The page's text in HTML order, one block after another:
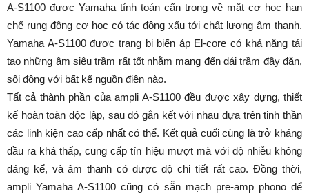
A-S1100 được Yamaha tính toán cẩn trọng về mặt cơ học hạn
chế rung động cơ học có tác động xấu tới chất lượng âm thanh.
Yamaha A-S1100 được trang bị biến áp El-core có khả năng tái
tạo những âm siêu trầm rất tốt nhằm mang đến dải trầm đầy đặn,
sôi động với bất kể nguồn điện nào.
Tất cả thành phần của ampli A-S1100 đều được xây dựng, thiết
kế hoàn toàn độc lập, sau đó gắn kết với nhau dựa trên tinh thần
các linh kiện cao cấp nhất có thể. Kết quả cuối cùng là trở kháng
đầu ra khá thấp, cung cấp tín hiệu mượt mà với độ nhiễu không
đáng kể, và âm thanh có được độ chi tiết rất cao. Đồng thời,
ampli Yamaha A-S1100 cũng có sẵn mạch pre-amp phono để